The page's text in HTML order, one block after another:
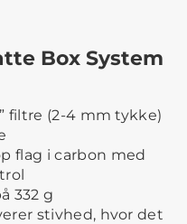
Box System
filtre (2-4 mm tykke)
flag i carbon med
332 g
stivhed, hvor det